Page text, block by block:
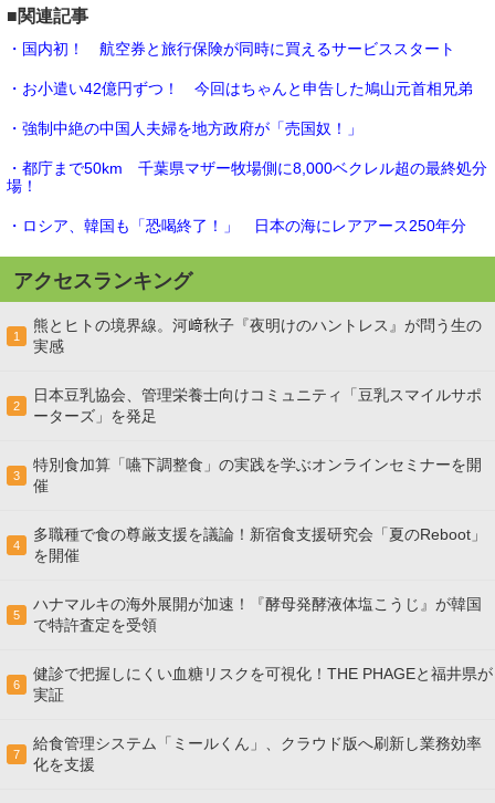
■関連記事
・国内初！ 航空券と旅行保険が同時に買えるサービススタート
・お小遣い42億円ずつ！ 今回はちゃんと申告した鳩山元首相兄弟
・強制中絶の中国人夫婦を地方政府が「売国奴！」
・都庁まで50km 千葉県マザー牧場側に8,000ベクレル超の最終処分
場！
・ロシア、韓国も「恐喝終了！」 日本の海にレアアース250年分
アクセスランキング
1
熊とヒトの境界線。河﨑秋子『夜明けのハントレス』が問う生の
実感
2
日本豆乳協会、管理栄養士向けコミュニティ「豆乳スマイルサポ
ーターズ」を発足
3
特別食加算「嚥下調整食」の実践を学ぶオンラインセミナーを開
催
4
多職種で食の尊厳支援を議論！新宿食支援研究会「夏のReboot」
を開催
5
ハナマルキの海外展開が加速！『酵母発酵液体塩こうじ』が韓国
で特許査定を受領
6
健診で把握しにくい血糖リスクを可視化！THE PHAGEと福井県が
実証
7
給食管理システム「ミールくん」、クラウド版へ刷新し業務効率
化を支援